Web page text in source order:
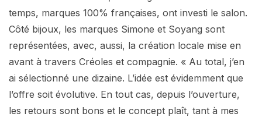
temps, marques 100% françaises, ont investi le salon.
Côté bijoux, les marques Simone et Soyang sont
représentées, avec, aussi, la création locale mise en
avant à travers Créoles et compagnie. « Au total, j’en
ai sélectionné une dizaine. L’idée est évidemment que
l’offre soit évolutive. En tout cas, depuis l’ouverture,
les retours sont bons et le concept plaît, tant à mes